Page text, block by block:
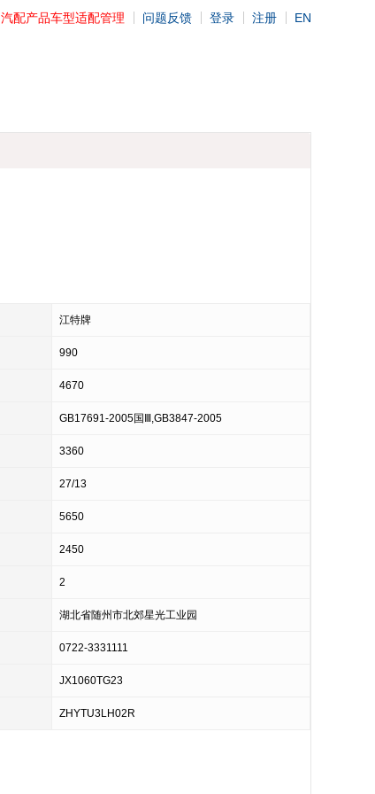
汽配产品车型适配管理 问题反馈 登录 注册 EN
江特牌
990
4670
GB17691-2005国Ⅲ,GB3847-2005
3360
27/13
5650
2450
2
湖北省随州市北郊星光工业园
0722-3331111
JX1060TG23
ZHYTU3LH02R